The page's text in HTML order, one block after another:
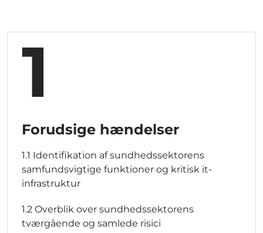
1
Forudsige hændelser
1.1 Identifikation af sundhedssektorens
samfundsvigtige funktioner og kritisk it-
infrastruktur
1.2 Overblik over sundhedssektorens
tværgående og samlede risici